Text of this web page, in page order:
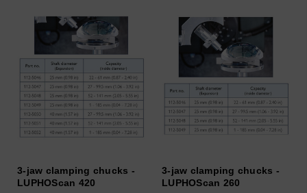
3-jaw clamping chucks -
LUPHOScan 420
3-jaw clamping chucks -
LUPHOScan 260